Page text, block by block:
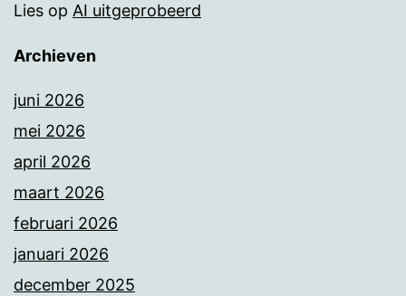
Lies op AI uitgeprobeerd
Archieven
juni 2026
mei 2026
april 2026
maart 2026
februari 2026
januari 2026
december 2025